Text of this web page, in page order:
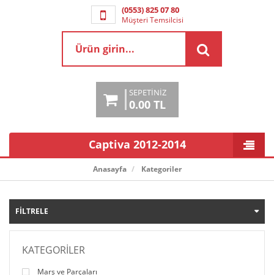
(0553) 825 07 80
Müşteri Temsilcisi
SEPETINIZ
0.00 TL
Captiva 2012-2014
Anasayfa Kategoriler
FILTRELE
KATEGORILER
Marş ve Parçaları